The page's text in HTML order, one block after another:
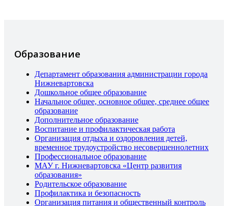
Образование
Департамент образования администрации города
Нижневартовска
Дошкольное общее образование
Начальное общее, основное общее, среднее общее
образование
Дополнительное образование
Воспитание и профилактическая работа
Организация отдыха и оздоровления детей,
временное трудоустройство несовершеннолетних
Профессиональное образование
МАУ г. Нижневартовска «Центр развития
образования»
Родительское образование
Профилактика и безопасность
Организация питания и общественный контроль